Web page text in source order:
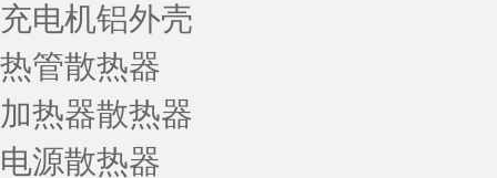
充电机铝外壳
热管散热器
加热器散热器
电源散热器